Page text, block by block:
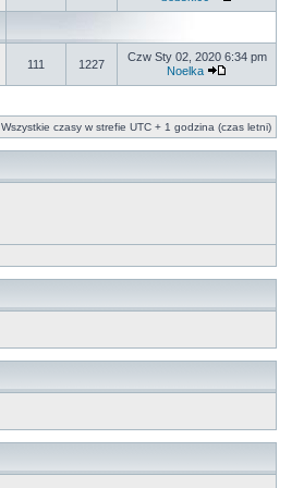
111 1227
Czw Sty 02, 2020 6:34 pm
Noelka
Wszystkie czasy w strefie UTC + 1 godzina (czas letni)